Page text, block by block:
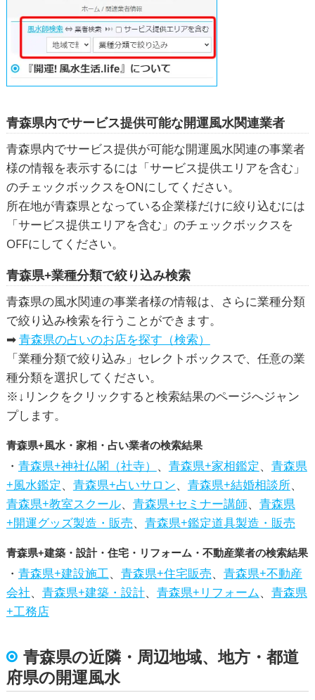
青森県内でサービス提供可能な開運風水関連業者
青森県内でサービス提供が可能な開運風水関連の事業者
様の情報を表示するには「サービス提供エリアを含む」
のチェックボックスをONにしてください。
所在地が青森県となっている企業様だけに絞り込むには
「サービス提供エリアを含む」のチェックボックスを
OFFにしてください。
青森県+業種分類で絞り込み検索
青森県の風水関連の事業者様の情報は、さらに業種分類
で絞り込み検索を行うことができます。
➡青森県の占いのお店を探す（検索）
「業種分類で絞り込み」セレクトボックスで、任意の業
種分類を選択してください。
※↓リンクをクリックすると検索結果のページへジャン
プします。
青森県+風水・家相・占い業者の検索結果
・ 青森県+神社仏閣（社寺） 、 青森県+家相鑑定、 青森県
+風水鑑定、 青森県+占いサロン、 青森県+結婚相談所、
青森県+教室スクール、 青森県+セミナー講師、 青森県
+開運グッズ製造・販売、 青森県+鑑定道具製造・販売
青森県+建築・設計・住宅・リフォーム・不動産業者の検索結果
・ 青森県+建設施工、 青森県+住宅販売、 青森県+不動産
会社、 青森県+建築・設計、 青森県+リフォーム、 青森県
+工務店
青森県の近隣・周辺地域、地方・都道
府県の開運風水